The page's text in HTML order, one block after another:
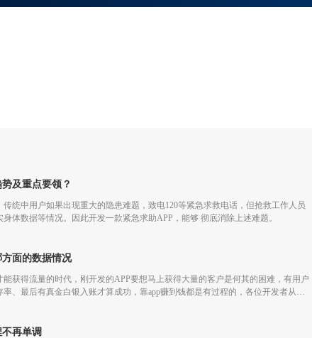
及重点要领？
统中用户如果出现重大的隐患难题，致电120等紧急求救电话，但抢救工作人员
体数据等情况。因此开发一款紧急求助APP，能够 彻底消除上述难题。
面的数据情况
获得流量的时代，刚开发的APP要想马上获得大量的客户是何其的困难，有用户
、最后有真金白银入账才算成功，靠app赚到钱都是有过程的，各位开发者从开
再单调